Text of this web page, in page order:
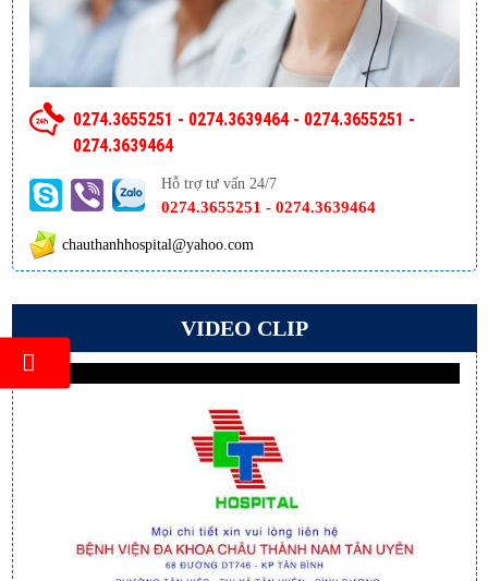
0274.3655251 - 0274.3639464 - 0274.3655251 -
0274.3639464
Hỗ trợ tư vấn 24/7
0274.3655251 - 0274.3639464
chauthanhhospital@yahoo.com
VIDEO CLIP